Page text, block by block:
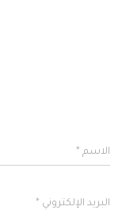
الاسم *
البريد الإلكتروني *